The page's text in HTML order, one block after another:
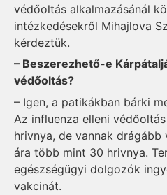
védőoltás alkalmazásánál
intézkedésekről Mihajlova
kérdeztük.
– Beszerezhető-e
védőoltás?
– Igen, a patikákban bárki
Az influenza elleni
hrivnya, de vannak
ára több mint 30 hrivnya.
egészségügyi dolgozók
vakcinát.